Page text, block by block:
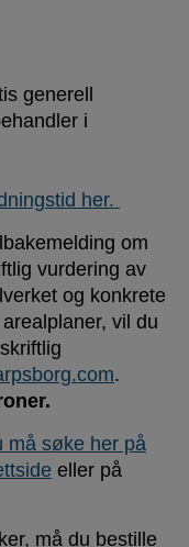
generell
i
her.
om
vurdering av
og konkrete
vil du
.
må søke her på
eller på
må du bestille